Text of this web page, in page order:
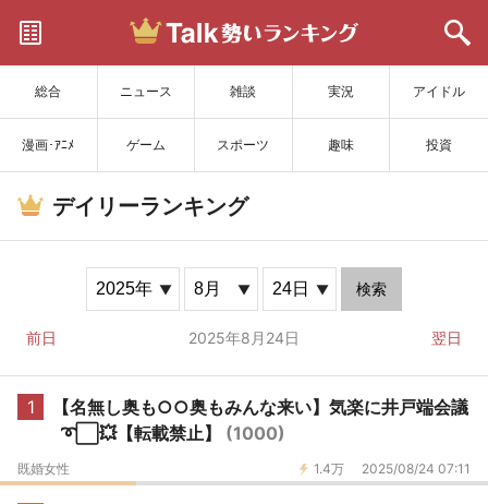
総合 ニュース 雑談 実況 アイドル
漫画･ｱﾆﾒ ゲーム スポーツ 趣味 投資
サイトを更新
デイリーランキング
検索
前日 2025年8月24日 翌日
1
【名無し奥も○○奥もみんな来い】気楽に井戸端会議
➰⬜💥【転載禁止】 (1000)
1.4万 2025/08/24 07:11
既婚女性